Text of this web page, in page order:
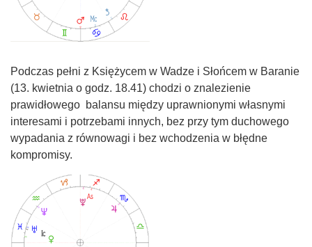
Podczas pełni z Księżycem w Wadze i Słońcem w Baranie
(13. kwietnia o godz. 18.41) chodzi o znalezienie
prawidłowego balansu między uprawnionymi własnymi
interesami i potrzebami innych, bez przy tym duchowego
wypadania z równowagi i bez wchodzenia w błędne
kompromisy.